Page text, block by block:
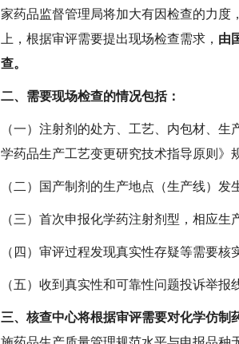
家药品监督管理局将加大有因检查的力度
上，根据审评需要提出现场检查需求， 由
查。
二、需要现场检查的情况包括：
（一）注射剂的处方、工艺、内包材、
学药品生产工艺变更研究技术指导原则
（二）国产制剂的生产地点（生产线）发
（三）首次申报化学药注射剂型，相应
（四）审评过程发现真实性存疑等需要核
（五）收到真实性和可靠性问题投诉举报
三、核查中心将根据审评需要对化学仿